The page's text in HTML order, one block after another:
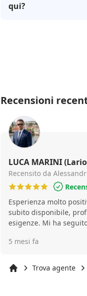
qui?
Recensioni
LUCA MARINI
Recensito da
Esperienza molto
subito disponibile,
esigenze. Mi ha
apprezzato
cerca un agente
5 mesi fa
Trova agente